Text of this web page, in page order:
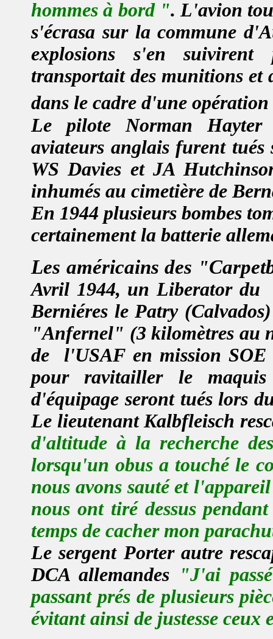
hommes à bord ". L'avion
s'écrasa sur la commune
explosions s'en suivirent
transportait des munitions et
dans le cadre d'une opération
Le pilote Norman Hayter
aviateurs anglais furent tués
WS Davies et JA
inhumés au cimetière de
En 1944 plusieurs bombes
certainement la batterie
Les américains des "
Avril 1944, un Liberator du
Berniéres le Patry
"Anfernel" (3 kilomètres au
de
l'USAF en mission
pour ravitailler le
d'équipage seront tués lors
Le lieutenant Kalbfleisch
d'altitude à la recherche
lorsqu'un obus a touché le
nous avons sauté et
nous ont tiré dessus
temps de cacher mon
Le sergent Porter autre
DCA allemandes "J'ai
passant prés de plusieurs
évitant ainsi de justesse